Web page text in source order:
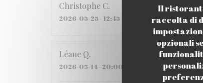
Il
raccolta di
opzionali
Christophe C
2026-05-25- 12:45 - Ospiti 2
Léane Q
2026-05-14 - 20:00 - Ospiti 2